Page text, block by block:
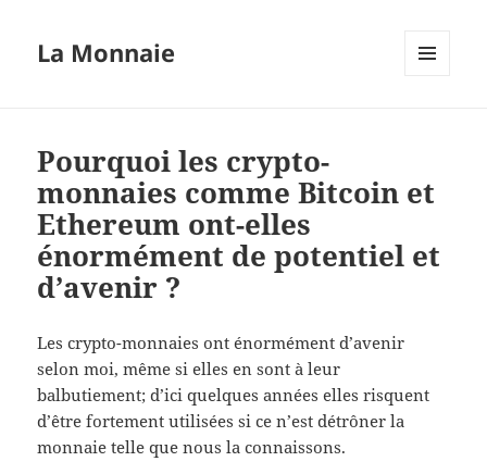
La Monnaie
Pourquoi les crypto-
monnaies comme Bitcoin et
Ethereum ont-elles
énormément de potentiel et
d’avenir ?
Les crypto-monnaies ont énormément d’avenir
selon moi, même si elles en sont à leur
balbutiement; d’ici quelques années elles risquent
d’être fortement utilisées si ce n’est détrôner la
monnaie telle que nous la connaissons.